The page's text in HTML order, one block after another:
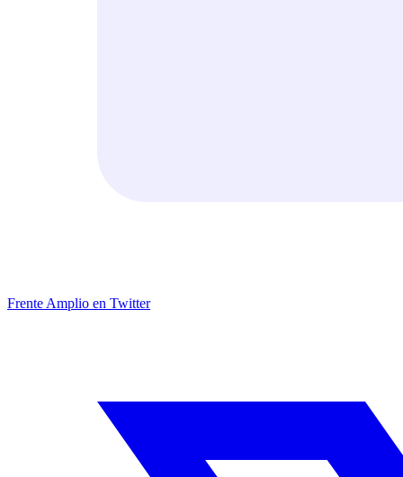
Frente Amplio en Twitter